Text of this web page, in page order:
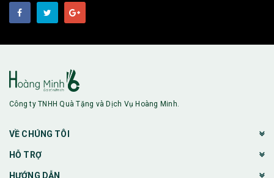
Công ty TNHH Quà Tặng và Dịch Vụ Hoàng Minh.
VỀ CHÚNG TÔI
HỖ TRỢ
HƯỚNG DẪN